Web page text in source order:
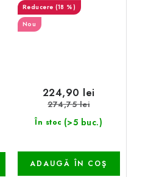
(18 %)
Nou
În stoc (>5 buc.)
224,90 lei
274,75 lei
ADAUGĂ ÎN COŞ